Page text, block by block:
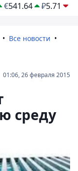
€541.64 ₽5.71
Все новости
01:06, 26 февраля 2015
среду